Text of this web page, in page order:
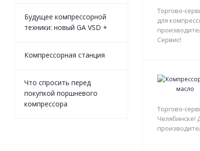
Торгово-
для
Сервис!
Торгово-
Челябинске!
Будущее компрессорной
техники: новый GA VSD +
Компрессорная станция
Что спросить перед
покупкой поршневого
компрессора